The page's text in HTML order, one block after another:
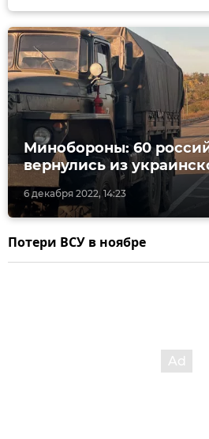
6 декабря 2022, 14:23
Минобороны: 60
вернулись из
Потери ВСУ в ноябре